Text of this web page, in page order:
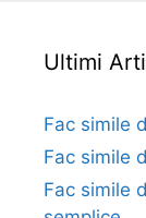
Ultimi
Fac simile
Fac simile
Fac simile